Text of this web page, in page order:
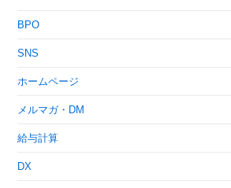
BPO
SNS
ホームページ
メルマガ・DM
給与計算
DX